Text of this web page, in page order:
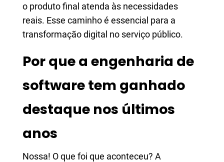
o produto final atenda às necessidades
reais. Esse caminho é essencial para a
transformação digital no serviço público.
Por que a engenharia de
software tem ganhado
destaque nos últimos
anos
Nossa! O que foi que aconteceu? A